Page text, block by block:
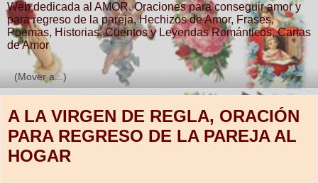
Web dedicada al AMOR. Oraciones para conseguir amor y
para regreso de la pareja, Hechizos de Amor, Frases,
Poemas, Historias, Cuentos y Leyendas Románticos, Cartas
de Amor
▼
A LA VIRGEN DE REGLA, ORACIÓN
PARA REGRESO DE LA PAREJA AL
HOGAR